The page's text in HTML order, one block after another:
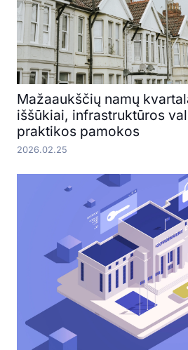
Mažaaukščių namų
iššūkiai, infrastruktūros
praktikos pamokos
2026.02.25